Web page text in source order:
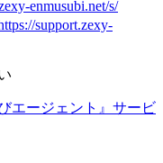
enmusubi.net/s/
support.zexy-
エージェント』サービ